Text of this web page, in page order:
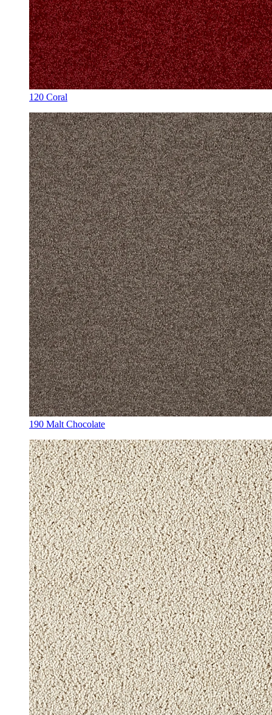
120 Coral
190 Malt Chocolate